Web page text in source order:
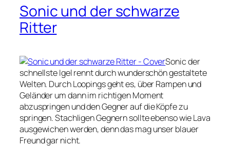
Sonic und der schwarze
Ritter
Sonic der
schnellste Igel rennt durch wunderschön gestaltete
Welten. Durch Loopings geht es, über Rampen und
Geländer um dann im richtigen Moment
abzuspringen und den Gegner auf die Köpfe zu
springen. Stachligen Gegnern sollte ebenso wie Lava
ausgewichen werden, denn das mag unser blauer
Freund gar nicht.